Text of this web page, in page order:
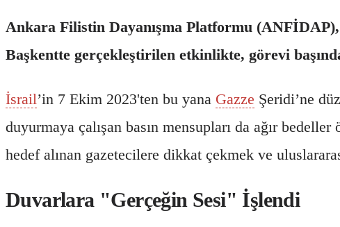
Ankara Filistin Dayanışma Platformu (ANFİDAP),
Başkentte gerçekleştirilen etkinlikte, görevi
İsrail’in 7 Ekim 2023'ten bu yana Gazze Şeridi’ne
duyurmaya çalışan basın mensupları da ağır bedeller
hedef alınan gazetecilere dikkat çekmek ve
Duvarlara "Gerçeğin Sesi" İşlendi